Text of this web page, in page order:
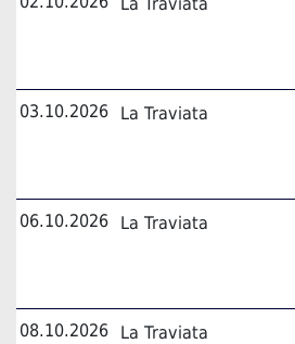
03.10.2026 La Traviata
06.10.2026 La Traviata
08.10.2026 La Traviata